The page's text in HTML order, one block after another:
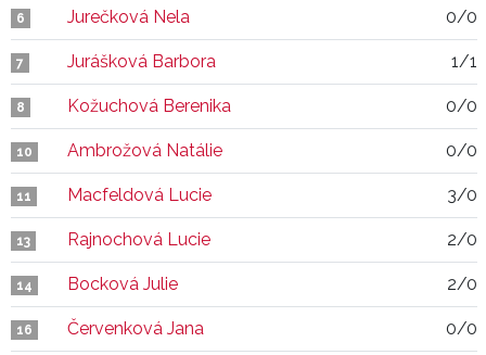
6 Jurečková Nela 0/0
7 Jurášková Barbora 1/1
8 Kožuchová Berenika 0/0
10 Ambrožová Natálie 0/0
11 Macfeldová Lucie 3/0
13 Rajnochová Lucie 2/0
14 Bocková Julie 2/0
16 Červenková Jana 0/0